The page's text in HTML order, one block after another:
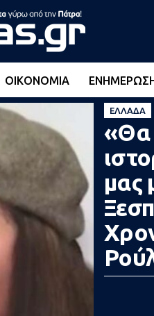
ΟΙΚΟΝΟΜΊΑ
ΕΛΛΆΔΑ
«Θα
μας